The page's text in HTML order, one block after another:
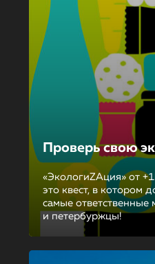
Проверь свою
«ЭкологиZAция» от
это квест, в котором
самые ответственные
и петербуржцы!